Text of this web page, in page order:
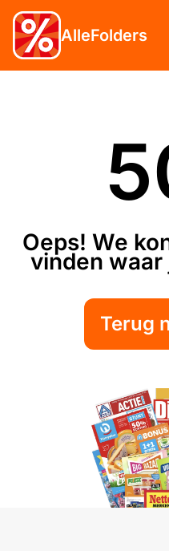
AlleFolders
Oeps! We
vinden
Terug